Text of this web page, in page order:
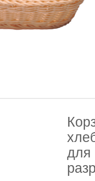
для